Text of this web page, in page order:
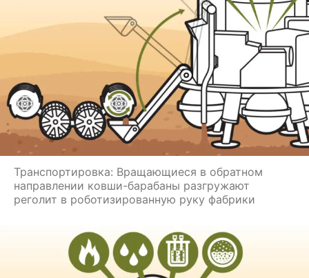
Транспортировка: Вращающиеся в обратном
направлении ковши-барабаны разгружают
реголит в роботизированную руку фабрики